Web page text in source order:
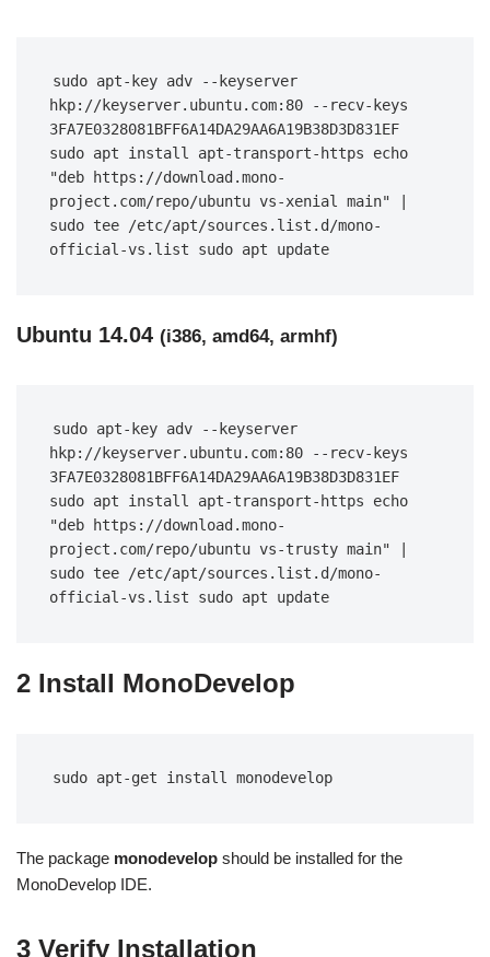
sudo apt-key adv --keyserver
hkp://keyserver.ubuntu.com:80 --recv-keys
3FA7E0328081BFF6A14DA29AA6A19B38D3D831EF
sudo apt install apt-transport-https echo
"deb https://download.mono-
project.com/repo/ubuntu vs-xenial main" |
sudo tee /etc/apt/sources.list.d/mono-
official-vs.list sudo apt update
Ubuntu 14.04 (i386, amd64, armhf)
sudo apt-key adv --keyserver
hkp://keyserver.ubuntu.com:80 --recv-keys
3FA7E0328081BFF6A14DA29AA6A19B38D3D831EF
sudo apt install apt-transport-https echo
"deb https://download.mono-
project.com/repo/ubuntu vs-trusty main" |
sudo tee /etc/apt/sources.list.d/mono-
official-vs.list sudo apt update
2 Install MonoDevelop
sudo apt-get install monodevelop
The package monodevelop should be installed for the
MonoDevelop IDE.
3 Verify Installation